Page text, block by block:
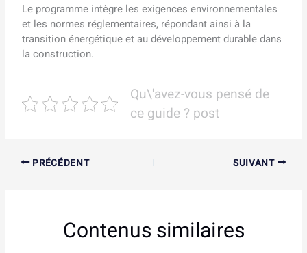
Le programme intègre les exigences environnementales
et les normes réglementaires, répondant ainsi à la
transition énergétique et au développement durable dans
la construction.
Qu\'avez-vous pensé de
ce guide ? post
PRÉCÉDENT SUIVANT
Contenus similaires